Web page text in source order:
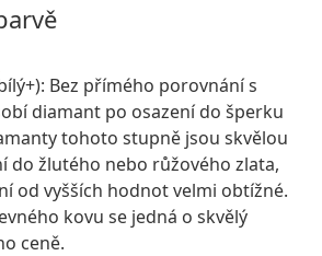
Bez přímého porovnání s
diamant po osazení do šperku
tohoto stupně jsou skvělou
do žlutého nebo růžového zlata,
od vyšších hodnot velmi obtížné.
kovu se jedná o skvělý
ceně.